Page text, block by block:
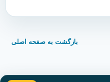
بازگشت به صفحه اصلی